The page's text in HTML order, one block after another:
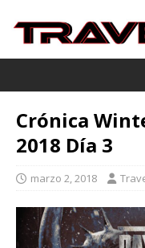
Crónica
2018 Día 3
marzo 2, 2018